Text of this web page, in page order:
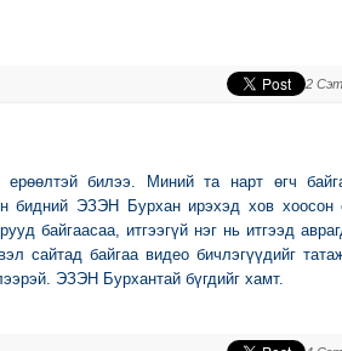
2
ерөөлтэй билээ. Миний та нарт өгч
бидний ЭЗЭН Бурхан ирэхэд хов хоосон
байгаасаа, итгээгүй нэг нь итгээд
сайтад байгаа видео бичлэгүүдийг
ЭЗЭН Бурхантай бүгдийг хамт.